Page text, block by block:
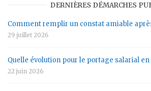
DERNIÈRES DÉMARCHES
Comment remplir un constat amiable
29 juillet 2026
Quelle évolution pour le portage salarial en
22 juin 2026